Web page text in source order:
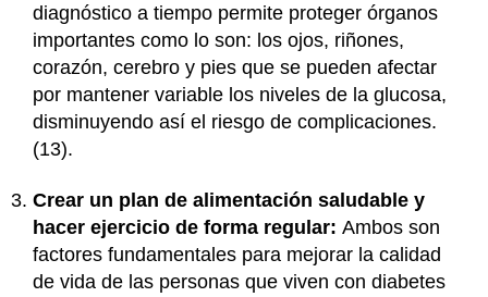
diagnóstico a tiempo permite proteger órganos
importantes como lo son: los ojos, riñones,
corazón, cerebro y pies que se pueden afectar
por mantener variable los niveles de la glucosa,
disminuyendo así el riesgo de complicaciones.
(13).
Crear un plan de alimentación saludable y
hacer ejercicio de forma regular: Ambos son
factores fundamentales para mejorar la calidad
de vida de las personas que viven con diabetes